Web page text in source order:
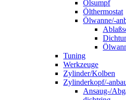
Ölsumpf
Ölthermostat
Ölwanne/-
Tuning
Werkzeuge
Zylinder/Kolben
Zylinderkopf/-
Ansaug-/